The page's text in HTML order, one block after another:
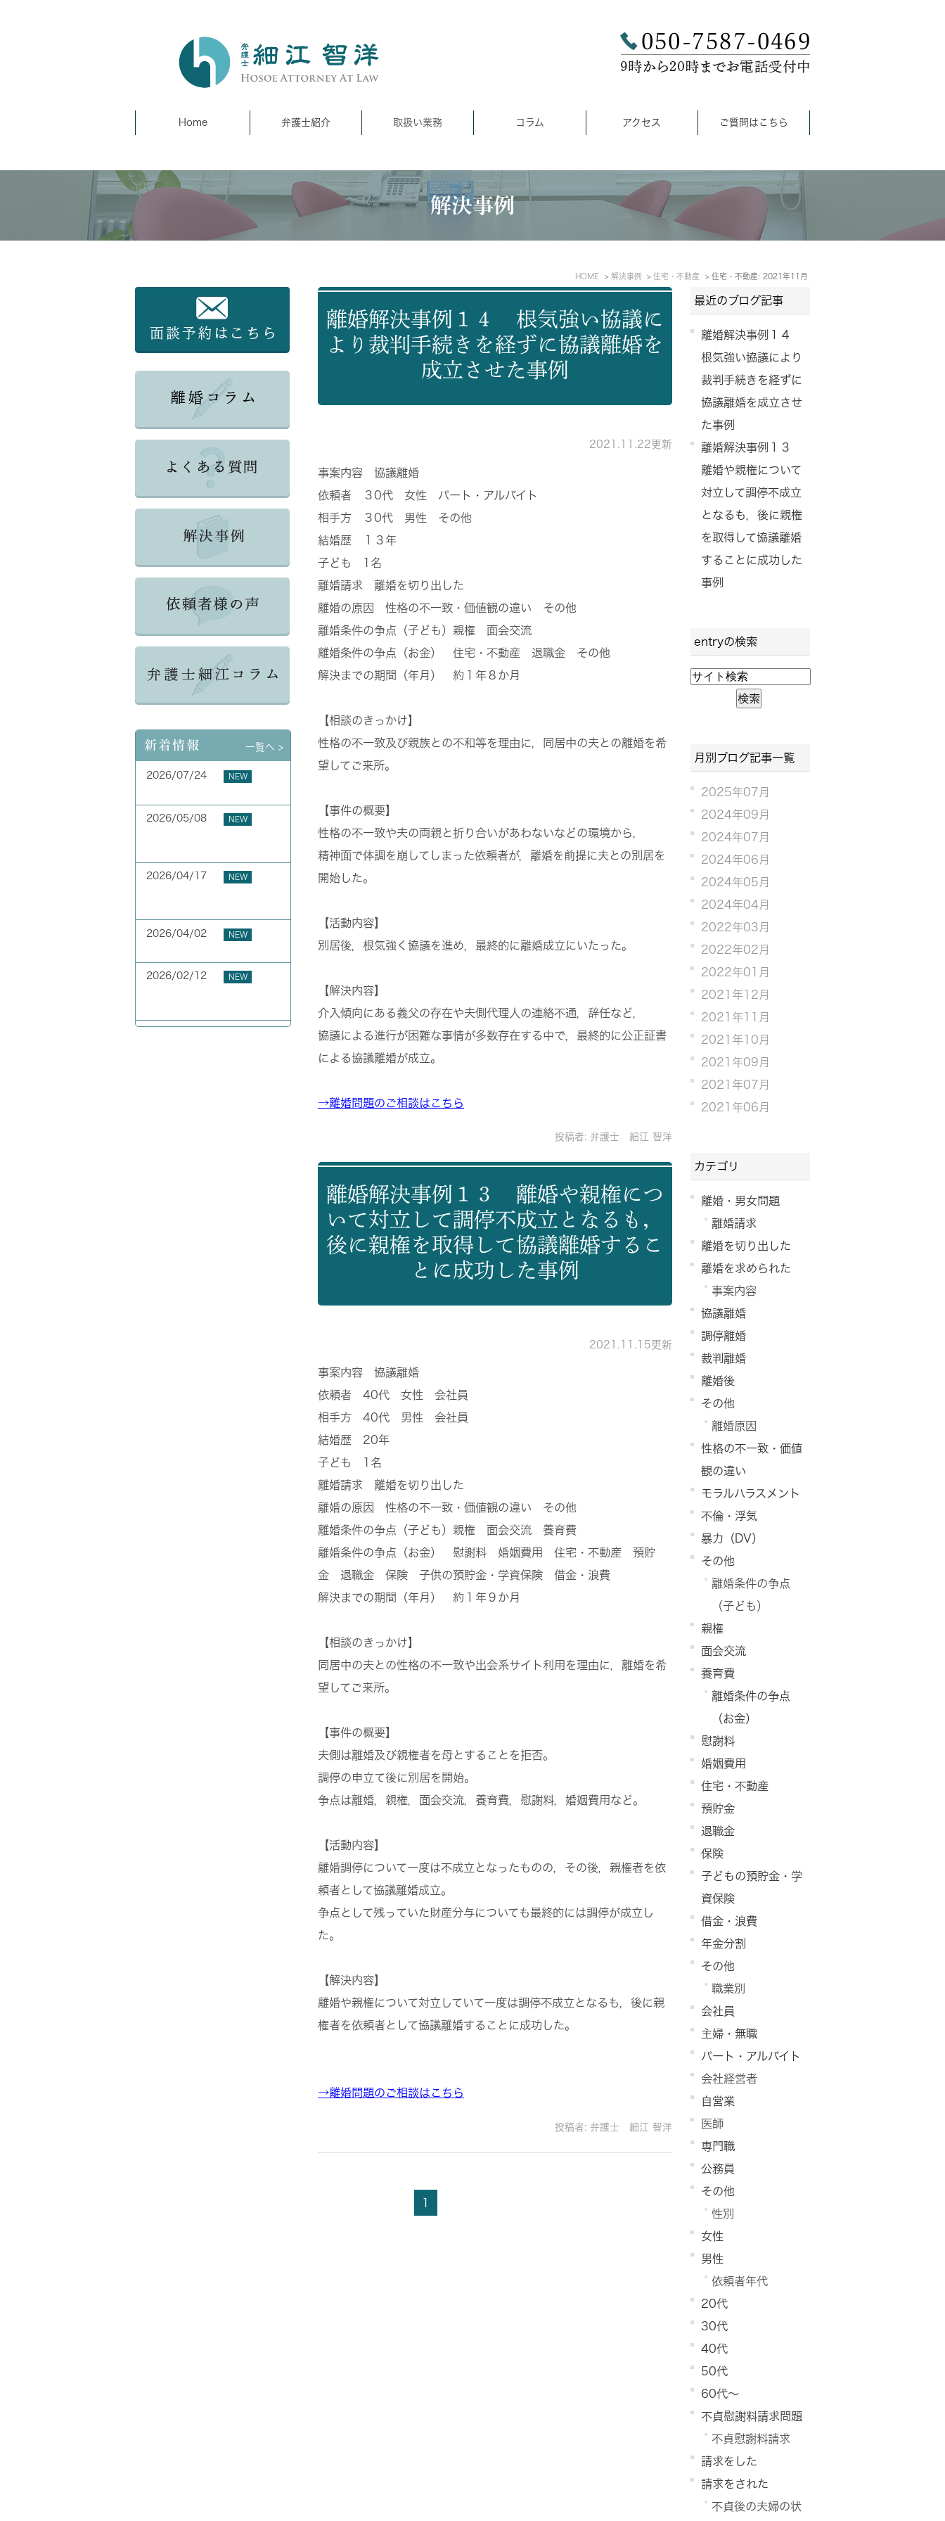
Home 弁護士紹介 取扱い業務 コラム アクセス ご質問はこちら
解決事例
HOME 解決事例 住宅・不動産 住宅・不動産: 2021年11月
離婚解決事例１４ 根気強い協議に
より裁判手続きを経ずに協議離婚を
成立させた事例
2021.11.22更新
事案内容 協議離婚
依頼者 ３0代 女性 パート・アルバイト
相手方 ３0代 男性 その他
結婚歴 １３年
子ども
1名
離婚請求 離婚を切り出した
離婚の原因
性格の不一致・価値観の違い その他
離婚条件の争点（子ども） 親権 面会交流
離婚条件の争点（お金）
住宅・不動産 退職金 その他
解決までの期間（年月）
約１年８か月
【相談のきっかけ】
性格の不一致及び親族との不和等を理由に，同居中の夫との離婚を希
望してご来所。
【事件の概要】
性格の不一致や夫の両親と折り合いがあわないなどの環境から，
精神面で体調を崩してしまった依頼者が，離婚を前提に夫との別居を
開始した。
【活動内容】
別居後，根気強く協議を進め，最終的に離婚成立にいたった。
【解決内容】
介入傾向にある義父の存在や夫側代理人の連絡不通，辞任など，
協議による進行が困難な事情が多数存在する中で，最終的に公正証書
による協議離婚が成立。
→離婚問題のご相談はこちら
投稿者: 弁護士 細江 智洋
離婚解決事例１３ 離婚や親権につ
いて対立して調停不成立となるも，
後に親権を取得して協議離婚するこ
とに成功した事例
2021.11.15更新
事案内容 協議離婚
依頼者 40代 女性 会社員
相手方 40代 男性 会社員
結婚歴 20年
子ども
1名
離婚請求 離婚を切り出した
離婚の原因
性格の不一致・価値観の違い その他
離婚条件の争点（子ども） 親権 面会交流 養育費
離婚条件の争点（お金）
慰謝料 婚姻費用 住宅・不動産 預貯
金 退職金 保険 子供の預貯金・学資保険 借金・浪費
解決までの期間（年月）
約１年９か月
【相談のきっかけ】
同居中の夫との性格の不一致や出会系サイト利用を理由に，離婚を希
望してご来所。
【事件の概要】
夫側は離婚及び親権者を母とすることを拒否。
調停の申立て後に別居を開始。
争点は離婚，親権，面会交流，養育費，慰謝料，婚姻費用など。
【活動内容】
離婚調停について一度は不成立となったものの，その後，親権者を依
頼者として協議離婚成立。
争点として残っていた財産分与についても最終的には調停が成立し
た。
【解決内容】
離婚や親権について対立していて一度は調停不成立となるも，後に親
権者を依頼者として協議離婚することに成功した。
→離婚問題のご相談はこちら
投稿者: 弁護士 細江 智洋
1
最近のブログ記事
離婚解決事例１４
根気強い協議により
裁判手続きを経ずに
協議離婚を成立させ
た事例
離婚解決事例１３
離婚や親権について
対立して調停不成立
となるも，後に親権
を取得して協議離婚
することに成功した
事例
entryの検索
月別ブログ記事一覧
2025年07月
2024年09月
2024年07月
2024年06月
2024年05月
2024年04月
2022年03月
2022年02月
2022年01月
2021年12月
2021年11月
2021年10月
2021年09月
2021年07月
2021年06月
カテゴリ
離婚・男女問題
離婚請求
離婚を切り出した
離婚を求められた
事案内容
協議離婚
調停離婚
裁判離婚
離婚後
その他
離婚原因
性格の不一致・価値
観の違い
モラルハラスメント
不倫・浮気
暴力（DV）
その他
離婚条件の争点
（子ども）
親権
面会交流
養育費
離婚条件の争点
（お金）
慰謝料
婚姻費用
住宅・不動産
預貯金
退職金
保険
子どもの預貯金・学
資保険
借金・浪費
年金分割
その他
職業別
会社員
主婦・無職
パート・アルバイト
会社経営者
自営業
医師
専門職
公務員
その他
性別
女性
男性
依頼者年代
20代
30代
40代
50代
60代～
不貞慰謝料請求問題
不貞慰謝料請求
請求をした
請求をされた
不貞後の夫婦の状
新着情報 一覧へ >
2026/07/24 NEW
2026/05/08 NEW
2026/04/17 NEW
2026/04/02 NEW
2026/02/12 NEW